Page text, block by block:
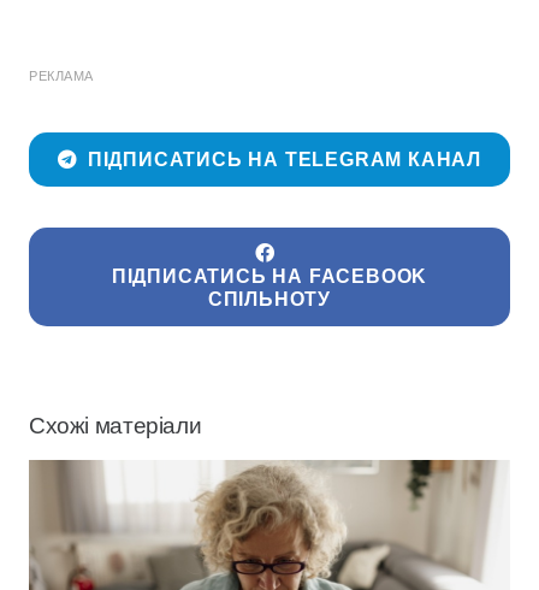
РЕКЛАМА
ПІДПИСАТИСЬ НА TELEGRAM КАНАЛ
ПІДПИСАТИСЬ НА FACEBOOK
СПІЛЬНОТУ
Схожі матеріали